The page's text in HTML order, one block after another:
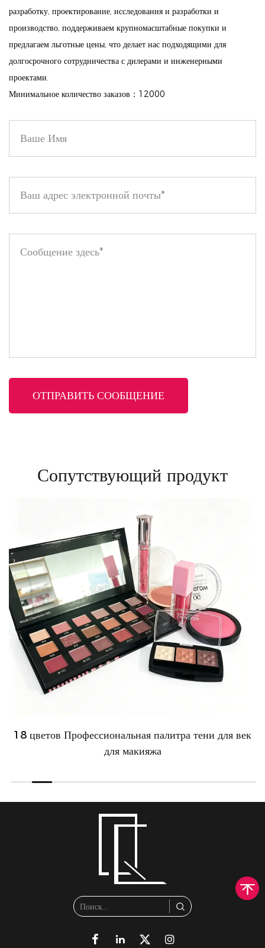
богатым антиоксидантами витамином Е, помогает
кондиционировать и защищать ваши губы, обеспечивая
необходимое питание во время ее ношения. Наслаждайтесь
комфортным ощущением «обнаженных губ» без ущерба для
цвета.
обеспечивает точное и простое нанесение, позволяя
определить форму губ и добиться безупречного результата
каждым движением.
Улучшите свои губы с помощью нашей водостойкой помады
Vivid Matte Color, в которой потрясающий цвет сочетается
с необходимым уходом для создания идеальных губ!
разработку, проектирование, исследования и разработки и
производство, поддерживаем крупномасштабные покупки и
предлагаем льготные цены, что делает нас подходящими для
долгосрочного сотрудничества с дилерами и инженерными
проектами.
Минимальное количество заказов：12000
Сопутствующий продукт
18 цветов Профессиональная палитра тени для век
для макияжа